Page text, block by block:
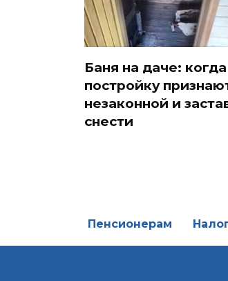
Баня на даче: когда
постройку
незаконной и
снести
Пенсионерам